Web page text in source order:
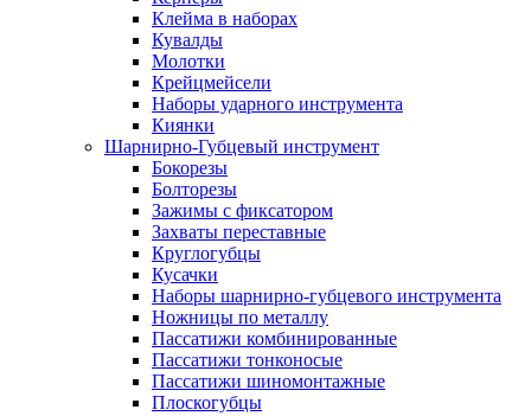
Клейма в наборах
Кувалды
Молотки
Крейцмейсели
Наборы ударного инструмента
Киянки
Шарнирно-Губцевый инструмент
Бокорезы
Болторезы
Зажимы с фиксатором
Захваты переставные
Круглогубцы
Кусачки
Наборы шарнирно-губцевого инструмента
Ножницы по металлу
Пассатижи комбинированные
Пассатижи тонконосые
Пассатижи шиномонтажные
Плоскогубцы